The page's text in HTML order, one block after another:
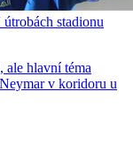
stadionu
ale hlavní téma
v koridoru u